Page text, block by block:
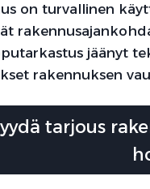
on turvallinen
jäänyt
rakennuksen
tarjous